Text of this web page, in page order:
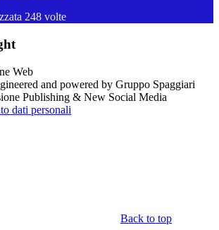
248 volte
and powered by Gruppo Spaggiari
Publishing & New Social Media
dati personali
Back to top